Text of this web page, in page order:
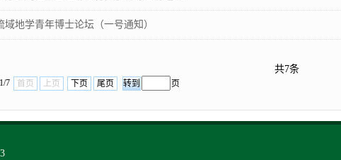
域地学青年博士论坛（一号通知）
共7条
7 首页 上页 下页 尾页 页